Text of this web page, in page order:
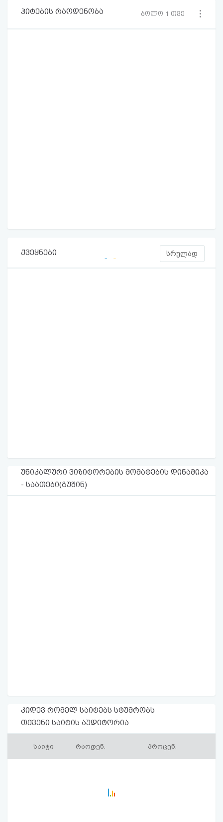
ჰიტების რაოდენობა ბოლო 1 თვე
ქვეყნები სრულად
უნიკალური ვიზიტორების მომატების დინამიკა
- საათები(გუშინ)
კიდევ რომელ საიტებს სტუმრობს
თქვენი საიტის აუდიტორია
საიტი რაოდენ. პროცენ.